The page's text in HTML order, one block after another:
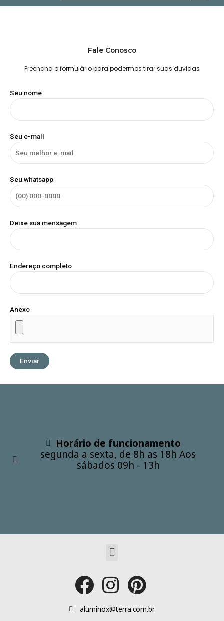
Atendimento
personalizado.
Tudo para o seu
projeto dos
Fale Conosco
Preencha o formulário para podermos tirar suas duvidas
Seu nome
Seu e-mail
Seu whatsapp
Deixe sua mensagem
Endereço completo
Anexo
Horário de funcionamento
segunda a sexta, de 8h as 18h Aos
sábados 09h - 13h
Menu
aluminox@terra.com.br